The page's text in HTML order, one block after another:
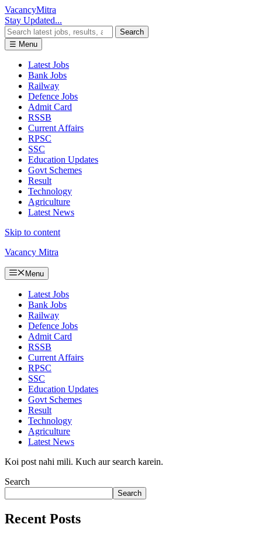
VacancyMitra
Stay Updated...
Search
☰ Menu
Latest Jobs
Bank Jobs
Railway
Defence Jobs
Admit Card
RSSB
Current Affairs
RPSC
SSC
Education Updates
Govt Schemes
Result
Technology
Agriculture
Latest News
Skip to content
Vacancy Mitra
Menu
Latest Jobs
Bank Jobs
Railway
Defence Jobs
Admit Card
RSSB
Current Affairs
RPSC
SSC
Education Updates
Govt Schemes
Result
Technology
Agriculture
Latest News
Koi post nahi mili. Kuch aur search karein.
Search
Search
Recent Posts